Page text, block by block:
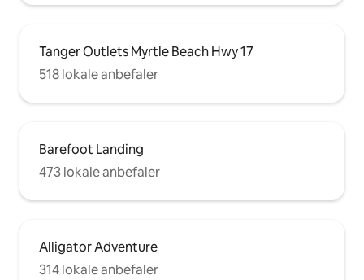
Tanger Outlets Myrtle Beach Hwy 17
518 lokale anbefaler
Barefoot Landing
473 lokale anbefaler
Alligator Adventure
314 lokale anbefaler